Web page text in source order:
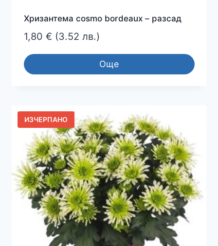
Хризантема cosmo bordeaux – разсад
1,80 € (3.52 лв.)
Още
ИЗЧЕРПАНО